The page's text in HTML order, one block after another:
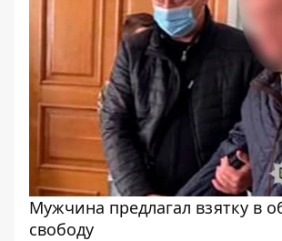
Мужчина предлагал взятку в
свободу